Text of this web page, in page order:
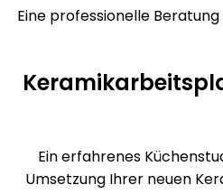
Eine professionelle
Ein erfahrenes
Umsetzung Ihrer neuen